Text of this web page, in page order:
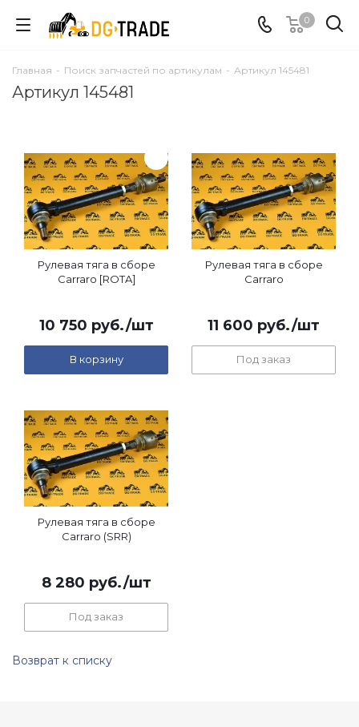
0
Главная - Поиск запчастей по артикулам - Артикул 145481
Артикул 145481
Рулевая тяга в сборе
Carraro [ROTA]
10 750 руб./шт
В корзину
Рулевая тяга в сборе
Carraro
11 600 руб./шт
Под заказ
Рулевая тяга в сборе
Carraro (SRR)
8 280 руб./шт
Под заказ
Возврат к списку